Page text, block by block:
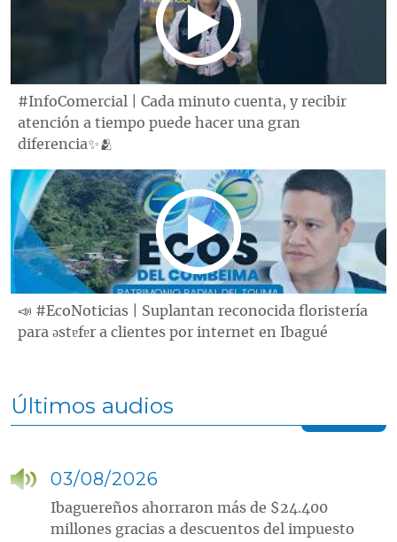
#InfoComercial | Cada minuto cuenta, y recibir
atención a tiempo puede hacer una gran
diferencia✨🫂
📣 #EcoNoticias | Suplantan reconocida floristería
para ǝstɐfɐr a clientes por internet en Ibagué
Últimos audios
03/08/2026
Ibaguereños ahorraron más de $24.400
millones gracias a descuentos del impuesto